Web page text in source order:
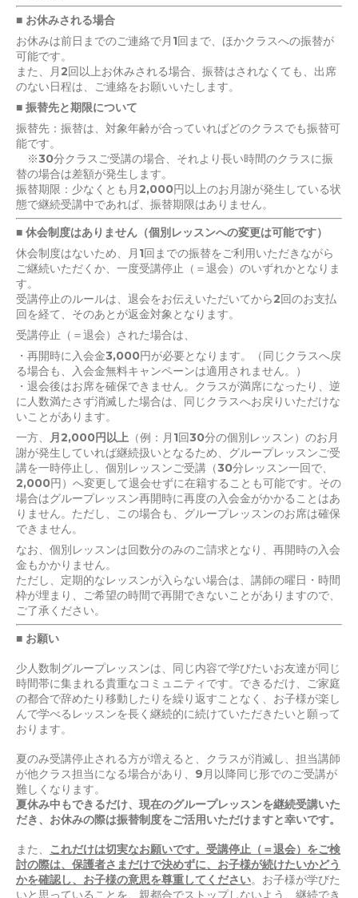
■ お休みされる場合
お休みは前日までのご連絡で月1回まで、ほかクラスへの振替が
可能です。
また、月2回以上お休みされる場合、振替はされなくても、出席
のない日程は、ご連絡をお願いいたします。
■ 振替先と期限について
振替先：振替は、対象年齢が合っていればどのクラスでも振替可
能です。
※30分クラスご受講の場合、それより長い時間のクラスに振
替の場合は差額が発生します。
振替期限：少なくとも月2,000円以上のお月謝が発生している状
態で継続受講中であれば、振替期限はありません。
■ 休会制度はありません（個別レッスンへの変更は可能です）
休会制度はないため、月1回までの振替をご利用いただきながら
ご継続いただくか、一度受講停止（＝退会）のいずれかとなりま
す。
受講停止のルールは、退会をお伝えいただいてから2回のお支払
回を経て、そのあとが返金対象となります。
受講停止（＝退会）された場合は、
・再開時に入会金3,000円が必要となります。（同じクラスへ戻
る場合も、入会金無料キャンペーンは適用されません。）
・退会後はお席を確保できません。クラスが満席になったり、逆
に人数満たさず消滅した場合は、同じクラスへお戻りいただけな
いことがあります。
一方、
月2,000円以上 （例：月1回30分の個別レッスン）のお月
謝が発生していれば継続扱いとなるため、グループレッスンご受
講を一時停止し、個別レッスンご受講（30分レッスン一回で、
2,000円）へ変更して退会せずに在籍することも可能です。その
場合はグループレッスン再開時に再度の入会金がかかることはあ
りません。ただし、この場合も、グループレッスンのお席は確保
できません。
なお、個別レッスンは回数分のみのご請求となり、再開時の入会
金もかかりません。
ただし、定期的なレッスンが入らない場合は、講師の曜日・時間
枠が埋まり、ご希望の時間で再開できないことがありますので、
ご了承ください。
■ お願い
少人数制グループレッスンは、同じ内容で学びたいお友達が同じ
時間帯に集まれる貴重なコミュニティです。できるだけ、ご家庭
の都合で辞めたり移動したりを繰り返すことなく、お子様が楽し
んで学べるレッスンを長く継続的に続けていただきたいと願って
おります。
夏のみ受講停止される方が増えると、クラスが消滅し、担当講師
が他クラス担当になる場合があり、9月以降同じ形でのご受講が
難しくなります。
夏休み中もできるだけ、現在のグループレッスンを継続受講いた
だき、お休みの際は振替制度をご活用いただけますと幸いです。
また、 これだけは切実なお願いです。受講停止（＝退会）をご検
討の際は、保護者さまだけで決めずに、お子様が続けたいかどう
かを確認し、お子様の意思を尊重してください。お子様が学びた
いと思っていることを、親都合でストップしないよう、継続でき